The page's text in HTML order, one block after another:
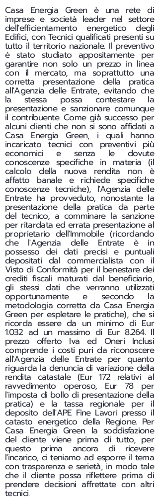
Casa Energia Green è una rete di
imprese e società leader nel settore
dell'efficientamento energetico degli
Edifici, con Tecnici qualificati presenti su
tutto il territorio nazionale. Il preventivo
è stato studiato appositamente per
garantire non solo un prezzo in linea
con il mercato, ma soprattutto una
corretta presentazione della pratica
all'Agenzia delle Entrate, evitando che
la stessa possa contestare la
presentazione e sanzionare comunque
il contribuente. Come già successo per
alcuni clienti che non si sono affidati a
Casa Energia Green, i quali hanno
incaricato tecnici con preventivi più
economici e senza le dovute
conoscenze specifiche in materia (il
calcolo della nuova rendita non è
affatto banale e richiede specifiche
conoscenze tecniche), l'Agenzia delle
Entrate ha provveduto, nonostante la
presentazione della pratica da parte
del tecnico, a comminare la sanzione
per ritardata ed errata presentazione al
proprietario dell'Immobile (ricordando
che l'Agenzia delle Entrate è in
possesso dei dati precisi e puntuali
depositati dal commercialista con il
Visto di Conformità per il benestare dei
crediti fiscali maturati dal beneficiario,
gli stessi dati che verranno utilizzati
opportunamente e secondo la
metodologia corretta da Casa Energia
Green per espletare le pratiche), che si
ricorda essere da un minimo di Eur
1.032 ad un massimo di Eur 8.264. Il
prezzo offerto Iva ed Oneri Inclusi
comprende i costi puri da riconoscere
all'Agenzia delle Entrate per quanto
riguarda la denuncia di variazione della
rendita catastale (Eur 172 relativi al
ravvedimento operoso, Eur 78 per
l'imposta di bollo di presentazione della
pratica) e la tassa regionale per il
deposito dell'APE Fine Lavori presso il
catasto energetico della Regione. Per
Casa Energia Green la soddisfazione
del cliente viene prima di tutto, per
questo prima ancora di ricevere
l'incarico, ci teniamo ad esporre il tema
con trasparenza e serietà, in modo tale
che il cliente possa riflettere prima di
prendere decisioni affrettate con altri
tecnici.